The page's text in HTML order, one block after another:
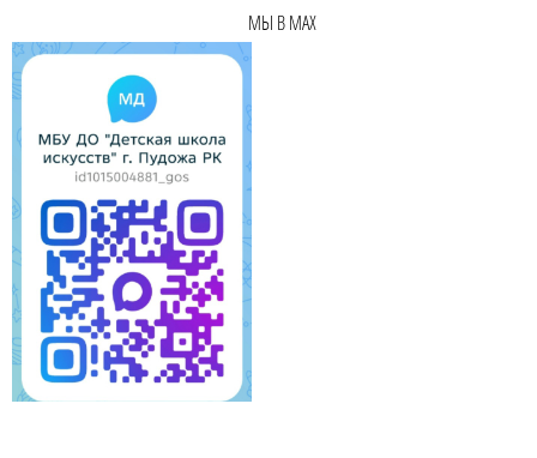
МЫ В MAX